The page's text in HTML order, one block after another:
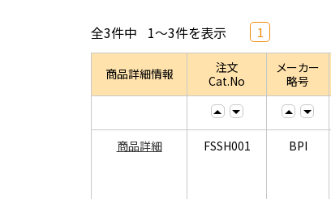
全3件中 1～3件を表示 1
商品詳細情報
注文
Cat.No
メーカー
略号
商品詳細 FSSH001 BPI